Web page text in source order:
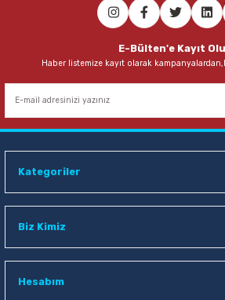
Yağlı
E-Bülten'e Kayıt
Haber listemize kayıt olarak
Kategoriler
Biz Kimiz
Hesabım